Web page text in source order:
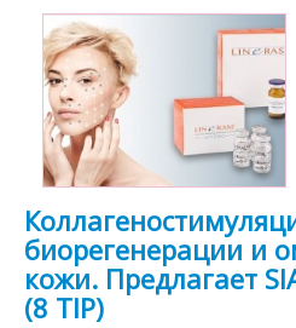
биорегенерации и
кожи. Предлагает
(8 TIP)